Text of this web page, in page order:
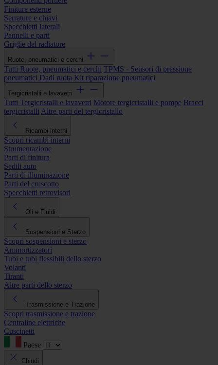
Finiture esterne
Serrature e chiavi
Specchietti laterali
Pannelli e parti
Griglie del radiatore
Ruote, pneumatici e cerchi
Tutti Ruote, pneumatici e cerchi TPMS - Sensori di pressione
pneumatici Dadi ruota Kit riparazione pneumatici
Tergicristalli e lavavetri
Tutti Tergicristalli e lavavetri Motore tergicristalli e pompe Bracci
tergicristalli Altre parti del tergicristallo
Ricambi interni
Scopri ricambi interni
Strumentazione
Parti di finitura
Sedili auto
Parti di illuminazione
Parti del cruscotto
Specchietti retrovisori
Oli e Fluidi
Sospensioni e Sterzo
Scopri sospensioni e sterzo
Ammortizzatori
Tubi e tubi flessibili dello sterzo
Volanti
Tiranti
Altre parti dello sterzo
Trasmissione e Trazione
Scopri trasmissione e trazione
Centraline elettriche
Cuscinetti
Paese
Chiudi